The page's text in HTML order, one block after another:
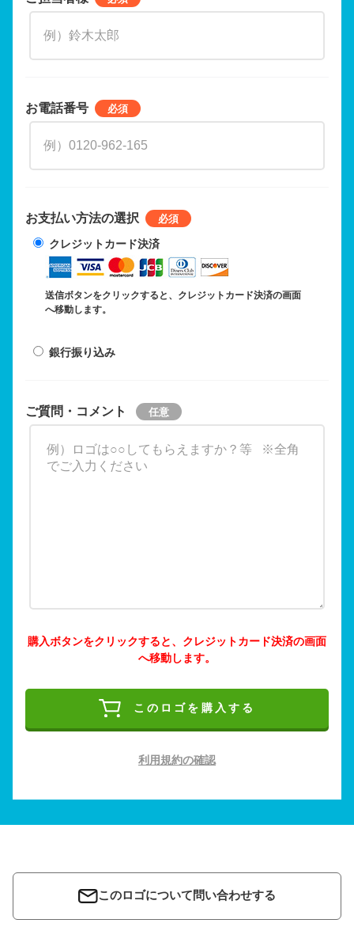
お電話番号
お支払い方法の選択
クレジットカード決済
送信ボタンをクリックすると、クレジットカード決済の画面
へ移動します。
銀行振り込み
ご質問・コメント
購入ボタンをクリックすると、クレジットカード決済の画面
へ移動します。
このロゴを購入する
利用規約の確認
このロゴについて問い合わせする